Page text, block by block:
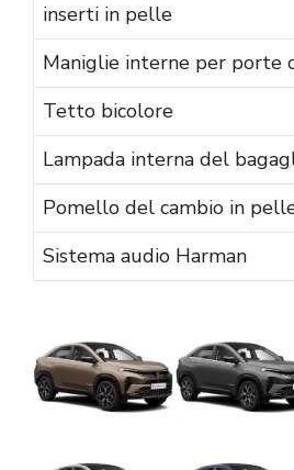
inserti in pelle
Maniglie interne per porte
Tetto bicolore
Lampada interna del
Pomello del cambio in
Sistema audio Harman